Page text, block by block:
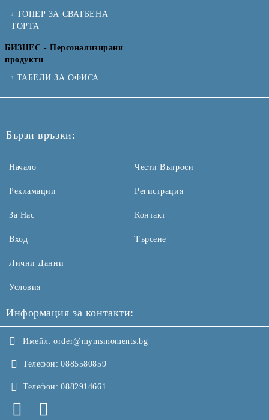
ТОПЕР ЗА СВАТБЕНА
ТОРТА
БИЗНЕС - Персонализирани
продукти
ТАБЕЛИ ЗА ОФИСА
Бързи връзки:
Начало
Рекламации
За Нас
Вход
Чести Въпроси
Регистрация
Контакт
Търсене
Лични Данни
Условия
Информация за контакти:
Имейл: order@mymsmoments.bg
Телефон: 0885580859
Телефон: 0882914661